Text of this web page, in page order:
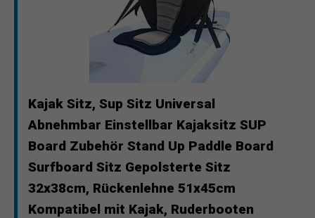
Kajak Sitz, Sup Sitz Universal
Abnehmbar Einstellbar Kajaksitz SUP
Board Zubehör Stand Up Paddle Board
Surfboard Sitz Gepolsterte Sitz
32x38cm, Rückenlehne 51x45cm
Kompatibel mit Kajak, Ruderbooten